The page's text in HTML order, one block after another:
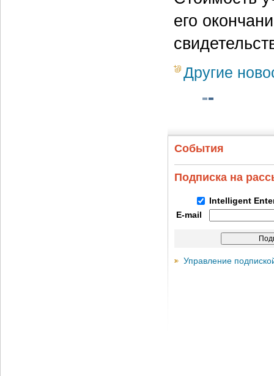
его
Другие
События
Подписка на
Intelligent
E-mail
Управление